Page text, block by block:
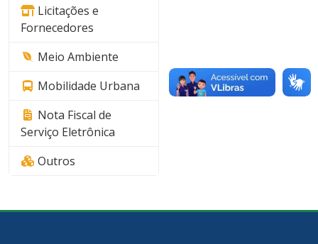
Licitações e
Fornecedores
Meio Ambiente
Mobilidade Urbana
Nota Fiscal de
Serviço Eletrônica
Outros